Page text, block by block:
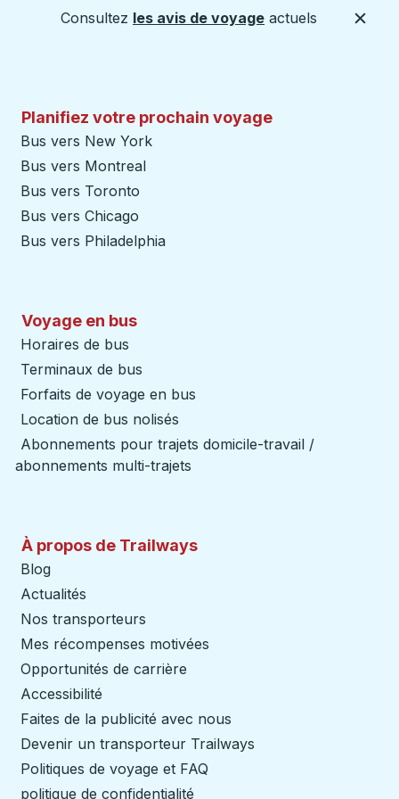
Consultez les avis de voyage actuels
Planifiez votre prochain voyage
Bus vers New York
Bus vers Montreal
Bus vers Toronto
Bus vers Chicago
Bus vers Philadelphia
Voyage en bus
Horaires de bus
Terminaux de bus
Forfaits de voyage en bus
Location de bus nolisés
Abonnements pour trajets domicile-travail /
abonnements multi-trajets
À propos de Trailways
Blog
Actualités
Nos transporteurs
Mes récompenses motivées
Opportunités de carrière
Accessibilité
Faites de la publicité avec nous
Devenir un transporteur Trailways
Politiques de voyage et FAQ
politique de confidentialité